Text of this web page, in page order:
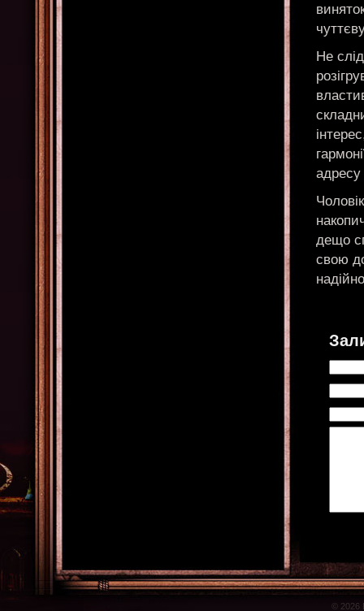
Не
дещо
свою
© 2026